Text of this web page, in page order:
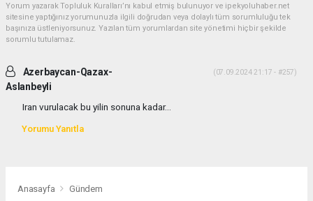
Yorum yazarak Topluluk Kuralları’nı kabul etmiş bulunuyor ve ipekyoluhaber.net
sitesine yaptığınız yorumunuzla ilgili doğrudan veya dolaylı tüm sorumluluğu tek
başınıza üstleniyorsunuz. Yazılan tüm yorumlardan site yönetimi hiçbir şekilde
sorumlu tutulamaz.
Azerbaycan-Qazax-
Aslanbeyli
(07.09.2024 21:17 - #257)
Iran vurulacak bu yilin sonuna kadar...
Yorumu Yanıtla
Anasayfa Gündem